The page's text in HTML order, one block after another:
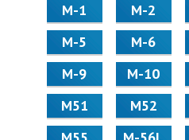
М-1 М-2
М-5
М-6
М-9
М-10
М51
М52